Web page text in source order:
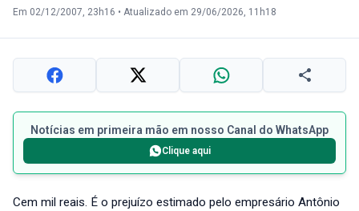
Em 02/12/2007, 23h16 • Atualizado em 29/06/2026, 11h18
Notícias em primeira mão em nosso Canal do WhatsApp
Clique aqui
Cem mil reais. É o prejuízo estimado pelo empresário Antônio